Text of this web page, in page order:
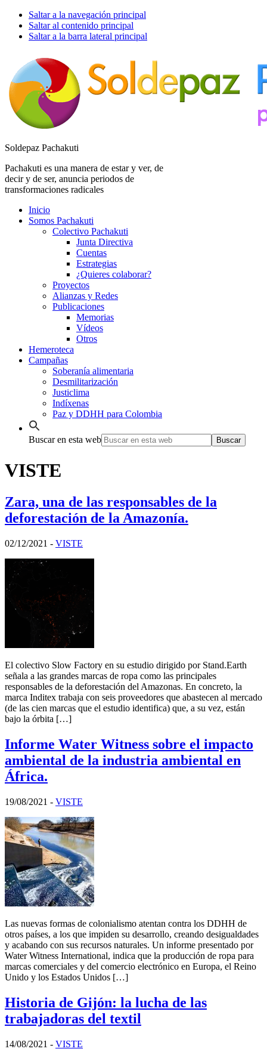
Saltar a la navegación principal
Saltar al contenido principal
Saltar a la barra lateral principal
Soldepaz Pachakuti
Pachakuti es una manera de estar y ver, de
decir y de ser, anuncia periodos de
transformaciones radicales
Inicio
Somos Pachakuti
Colectivo Pachakuti
Junta Directiva
Cuentas
Estrategias
¿Quieres colaborar?
Proyectos
Alianzas y Redes
Publicaciones
Memorias
Vídeos
Otros
Hemeroteca
Campañas
Soberanía alimentaria
Desmilitarización
Justiclima
Indíxenas
Paz y DDHH para Colombia
Buscar en esta web
VISTE
Zara, una de las responsables de la
deforestación de la Amazonía.
02/12/2021 - VISTE
El colectivo Slow Factory en su estudio dirigido por Stand.Earth
señala a las grandes marcas de ropa como las principales
responsables de la deforestación del Amazonas. En concreto, la
marca Inditex trabaja con seis proveedores que abastecen al mercado
(de las cien marcas que el estudio identifica) que, a su vez, están
bajo la órbita […]
Informe Water Witness sobre el impacto
ambiental de la industria ambiental en
África.
19/08/2021 - VISTE
Las nuevas formas de colonialismo atentan contra los DDHH de
otros países, a los que impiden su desarrollo, creando desigualdades
y acabando con sus recursos naturales. Un informe presentado por
Water Witness International, indica que la producción de ropa para
marcas comerciales y del comercio electrónico en Europa, el Reino
Unido y los Estados Unidos […]
Historia de Gijón: la lucha de las
trabajadoras del textil
14/08/2021 - VISTE